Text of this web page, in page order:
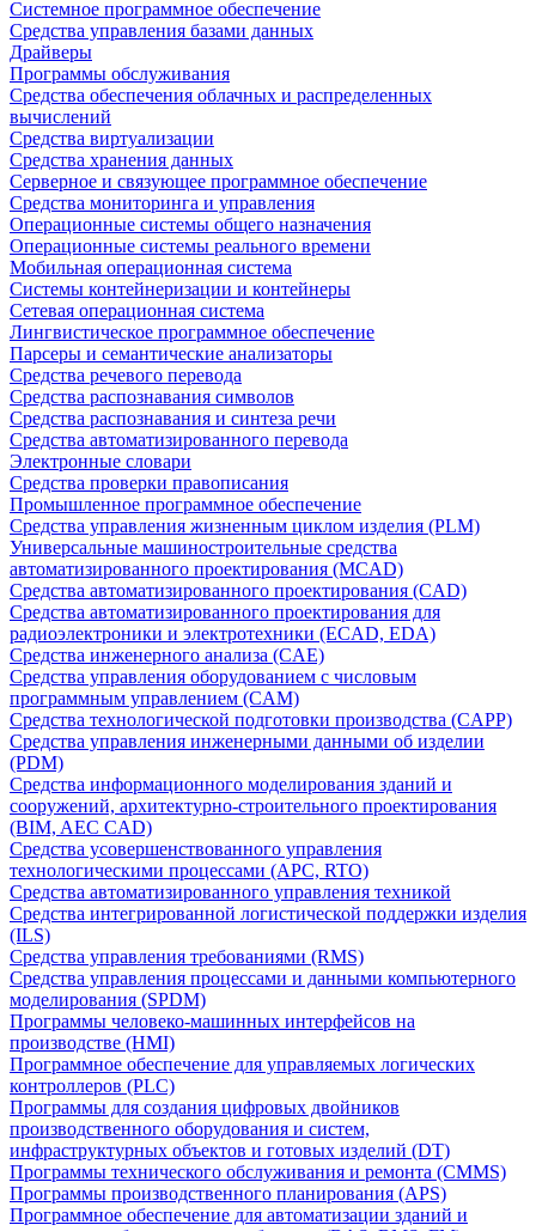
Системное программное обеспечение
Средства управления базами данных
Драйверы
Программы обслуживания
Средства обеспечения облачных и распределенных
вычислений
Средства виртуализации
Средства хранения данных
Серверное и связующее программное обеспечение
Средства мониторинга и управления
Операционные системы общего назначения
Операционные системы реального времени
Мобильная операционная система
Системы контейнеризации и контейнеры
Сетевая операционная система
Лингвистическое программное обеспечение
Парсеры и семантические анализаторы
Средства речевого перевода
Средства распознавания символов
Средства распознавания и синтеза речи
Средства автоматизированного перевода
Электронные словари
Средства проверки правописания
Промышленное программное обеспечение
Средства управления жизненным циклом изделия (PLM)
Универсальные машиностроительные средства
автоматизированного проектирования (MCAD)
Средства автоматизированного проектирования (CAD)
Средства автоматизированного проектирования для
радиоэлектроники и электротехники (ECAD, EDA)
Средства инженерного анализа (CAE)
Средства управления оборудованием с числовым
программным управлением (CAM)
Средства технологической подготовки производства (CAPP)
Средства управления инженерными данными об изделии
(PDM)
Средства информационного моделирования зданий и
сооружений, архитектурно-строительного проектирования
(BIM, AEC CAD)
Средства усовершенствованного управления
технологическими процессами (APC, RTO)
Средства автоматизированного управления техникой
Средства интегрированной логистической поддержки изделия
(ILS)
Средства управления требованиями (RMS)
Средства управления процессами и данными компьютерного
моделирования (SPDM)
Программы человеко-машинных интерфейсов на
производстве (HMI)
Программное обеспечение для управляемых логических
контроллеров (PLC)
Программы для создания цифровых двойников
производственного оборудования и систем,
инфраструктурных объектов и готовых изделий (DT)
Программы технического обслуживания и ремонта (CMMS)
Программы производственного планирования (APS)
Программное обеспечение для автоматизации зданий и